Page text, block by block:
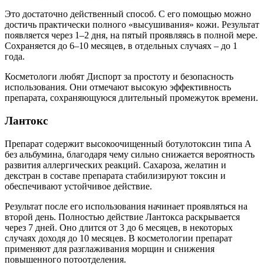
Это достаточно действенный способ. С его помощью можно
достичь практически полного «высушивания» кожи. Результат
появляется через 1–2 дня, на пятый проявляясь в полной мере.
Сохраняется до 6–10 месяцев, в отдельных случаях – до 1
года.
Косметологи любят Диспорт за простоту и безопасность
использования. Они отмечают высокую эффективность
препарата, сохраняющуюся длительный промежуток времени.
Лантокс
Препарат содержит высокоочищенный ботулотоксин типа А
без альбумина, благодаря чему сильно снижается вероятность
развития аллергических реакций. Сахароза, желатин и
декстран в составе препарата стабилизируют токсин и
обеспечивают устойчивое действие.
Результат после его использования начинает проявляться на
второй день. Полностью действие Лантокса раскрывается
через 7 дней. Оно длится от 3 до 6 месяцев, в некоторых
случаях доходя до 10 месяцев. В косметологии препарат
применяют для разглаживания морщин и снижения
повышенного потоотделения.